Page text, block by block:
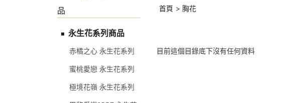
品
永生花系列商品
赤橘之心 永生花系列
蜜桃愛戀 永生花系列
極境花嶺 永生花系列
首頁 > 胸花
目前這個目錄底下沒有任何資料